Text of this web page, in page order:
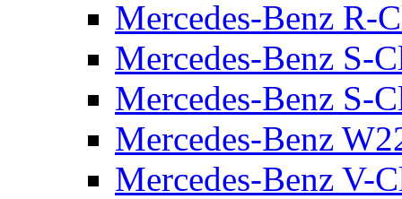
Mercedes-Benz R-
Mercedes-Benz S-
Mercedes-Benz S-
Mercedes-Benz
Mercedes-Benz V-